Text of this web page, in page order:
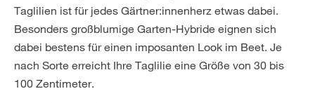
Taglilien ist für jedes Gärtner:innenherz etwas dabei.
Besonders großblumige Garten-Hybride eignen sich
dabei bestens für einen imposanten Look im Beet. Je
nach Sorte erreicht Ihre Taglilie eine Größe von 30 bis
100 Zentimeter.